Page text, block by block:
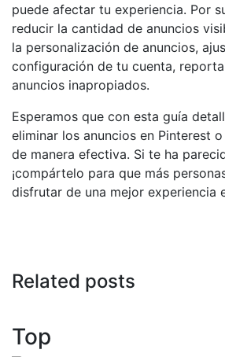
puede afectar tu experiencia. Por
reducir la cantidad de anuncios
la personalización de anuncios,
configuración de tu cuenta,
anuncios inapropiados.
Esperamos que con esta guía
eliminar los anuncios en Pinterest
de manera efectiva. Si te ha
¡compártelo para que más
disfrutar de una mejor experiencia
Related posts
Top